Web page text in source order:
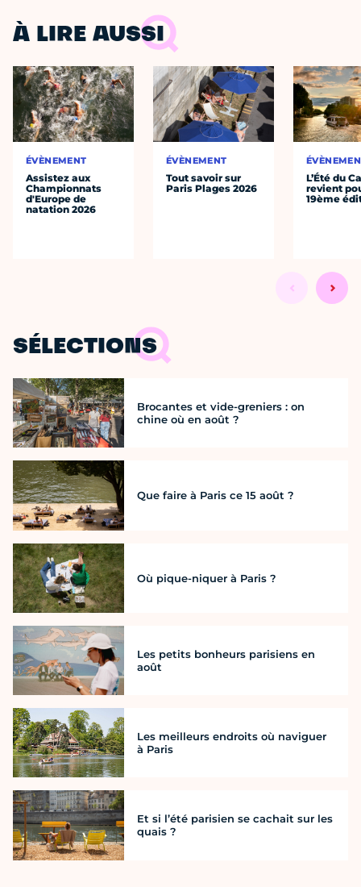
À LIRE AUSSI
ÉVÈNEMENT
Assistez aux
Championnats
d'Europe de
natation 2026
ÉVÈNEMENT
Tout savoir sur
Paris Plages 2026
L’Été du
revient
19ème
SÉLECTIONS
Brocantes et vide-greniers : on
chine où en août ?
Que faire à Paris ce 15 août ?
Où pique-niquer à Paris ?
Les petits bonheurs parisiens en
août
Les meilleurs endroits où naviguer
à Paris
Et si l’été parisien se cachait sur les
quais ?